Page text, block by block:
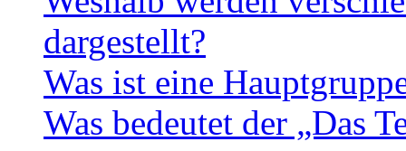
dargestellt?
Was ist eine
Was bedeutet der „Das